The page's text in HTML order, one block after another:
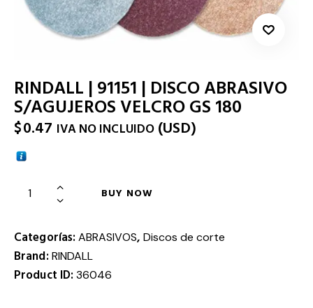
RINDALL | 91151 | DISCO ABRASIVO
S/AGUJEROS VELCRO GS 180
$0.47 IVA NO INCLUIDO (USD)
BUY NOW
Categorías:ABRASIVOS,Discos de corte
Brand: RINDALL
Product ID:36046